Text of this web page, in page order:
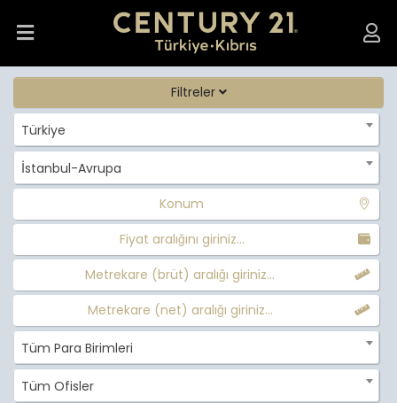
Filtreler
Türkiye
İstanbul-Avrupa
Konum
Fiyat aralığını giriniz...
Metrekare (brüt) aralığı giriniz...
Metrekare (net) aralığı giriniz...
Tüm Para Birimleri
Tüm Ofisler